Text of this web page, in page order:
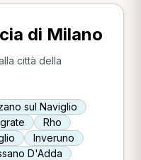
di Milano
città della
sul Naviglio
Rho
Inveruno
D'Adda